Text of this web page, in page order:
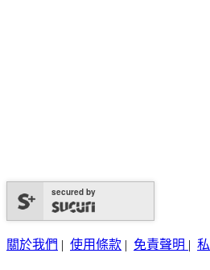
secured by
關於我們 | 使用條款 | 免責聲明 |